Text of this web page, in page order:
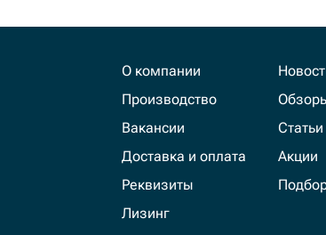
О компании
Производство
Вакансии
Доставка и оплата
Реквизиты
Лизинг
Статьи
Акции